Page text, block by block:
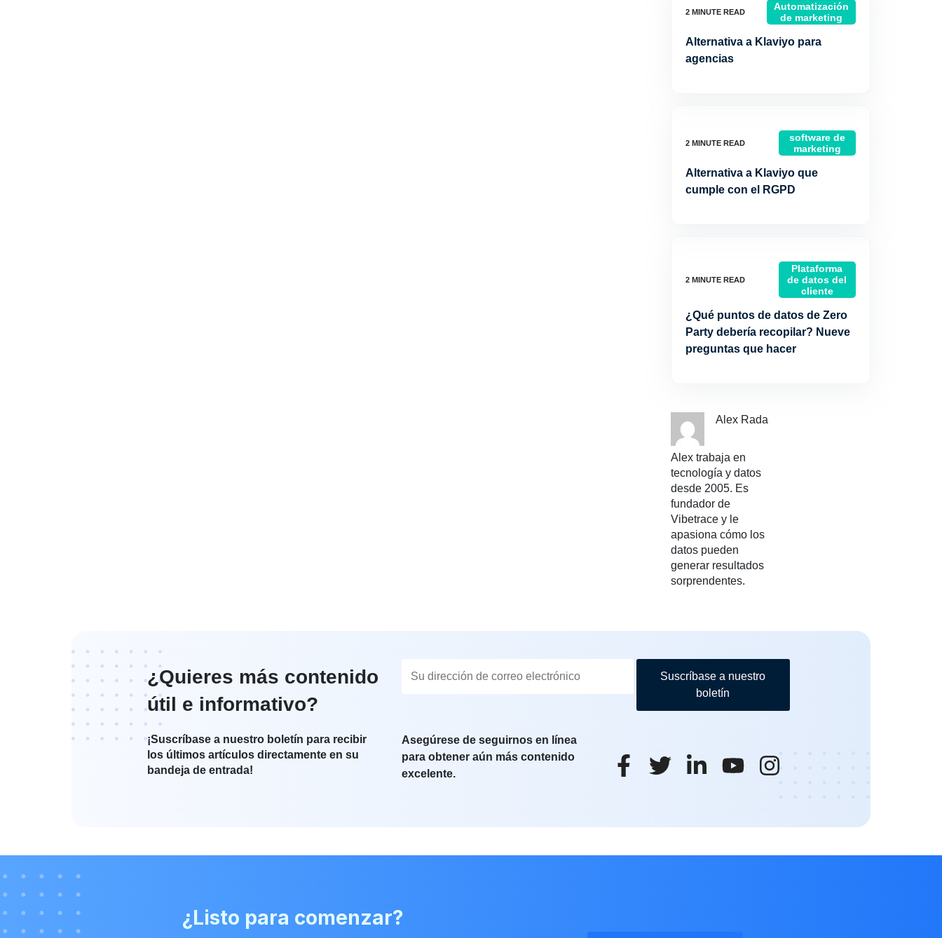
Automatización
de marketing
Alternativa a Klaviyo para
agencias
software de
marketing
Alternativa a Klaviyo que
cumple con el RGPD
Plataforma
de datos del
cliente
¿Qué puntos de datos de Zero
Party debería recopilar? Nueve
preguntas que hacer
Alex Rada
Alex trabaja en
tecnología y datos
desde 2005. Es
fundador de
Vibetrace y le
apasiona cómo los
datos pueden
generar resultados
sorprendentes.
¿Quieres más contenido
útil e informativo?
¡Suscríbase a nuestro boletín para recibir
los últimos artículos directamente en su
bandeja de entrada!
Suscríbase a nuestro
boletín
Asegúrese de seguirnos en línea
para obtener aún más contenido
excelente.
¿Listo para comenzar?